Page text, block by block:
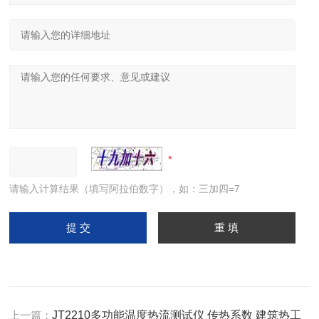
请输入计算结果（填写阿拉伯数字），如：三加四=7
上一篇：JT2210多功能温度热流测试仪 传热系数 建筑热工